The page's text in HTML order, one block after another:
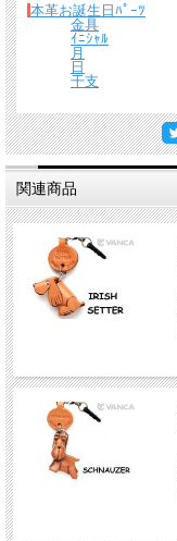
本革お誕生日ﾊﾟｰﾂ
金具
ｲﾆｼｬﾙ
月
日
干支
関連商品